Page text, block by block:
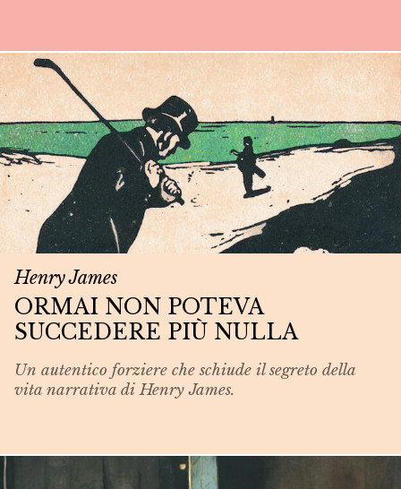
Henry James
ORMAI NON POTEVA
SUCCEDERE PIÙ NULLA
Un autentico forziere che schiude il segreto della
vita narrativa di Henry James.